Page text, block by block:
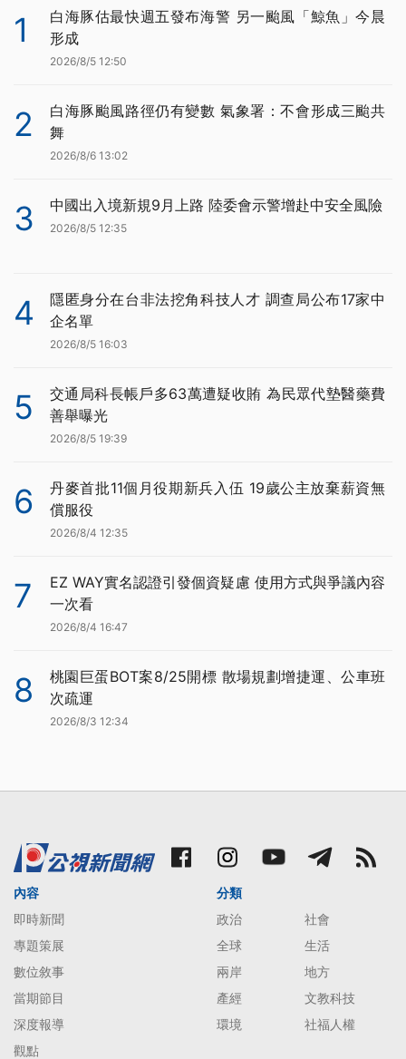
1
白海豚估最快週五發布海警 另一颱風「鯨魚」今晨
形成
2026/8/5 12:50
2
白海豚颱風路徑仍有變數 氣象署：不會形成三颱共
舞
2026/8/6 13:02
3 中國出入境新規9月上路 陸委會示警增赴中安全風險
2026/8/5 12:35
4
隱匿身分在台非法挖角科技人才 調查局公布17家中
企名單
2026/8/5 16:03
5
交通局科長帳戶多63萬遭疑收賄 為民眾代墊醫藥費
善舉曝光
2026/8/5 19:39
6
丹麥首批11個月役期新兵入伍 19歲公主放棄薪資無
償服役
2026/8/4 12:35
7
EZ WAY實名認證引發個資疑慮 使用方式與爭議內容
一次看
2026/8/4 16:47
8
桃園巨蛋BOT案8/25開標 散場規劃增捷運、公車班
次疏運
2026/8/3 12:34
內容
即時新聞
專題策展
數位敘事
當期節目
深度報導
觀點
分類
政治
社會
全球
生活
兩岸
地方
產經
文教科技
環境
社福人權